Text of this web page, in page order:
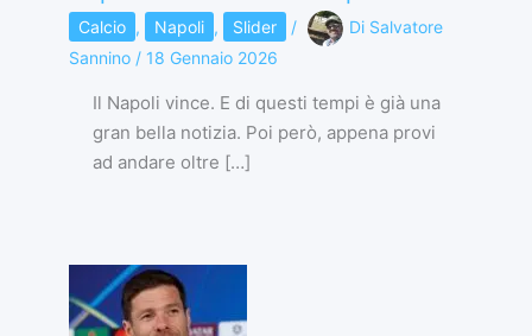
Calcio , Napoli , Slider / Di Salvatore
Sannino / 18 Gennaio 2026
Il Napoli vince. E di questi tempi è già una
gran bella notizia. Poi però, appena provi
ad andare oltre […]